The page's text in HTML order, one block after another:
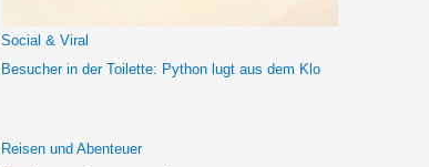
h
Social & Viral
Besucher in der Toilette: Python lugt aus dem Klo
Reisen und Abenteuer